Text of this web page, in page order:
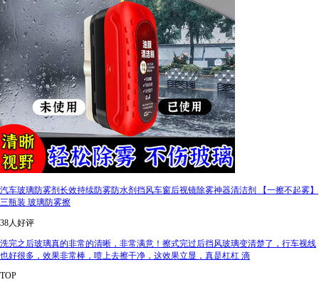
汽车玻璃防雾剂长效持续防雾防水剂挡风车窗后视镜除雾神器清洁剂 【一擦不起雾】
三瓶装 玻璃防雾擦
38人好评
洗完之后玻璃真的非常的清晰，非常满意！擦式完过后挡风玻璃变清楚了，行车视线
也好很多，效果非常棒，喷上去擦干净，这效果立显，真是杠杠 滴
TOP